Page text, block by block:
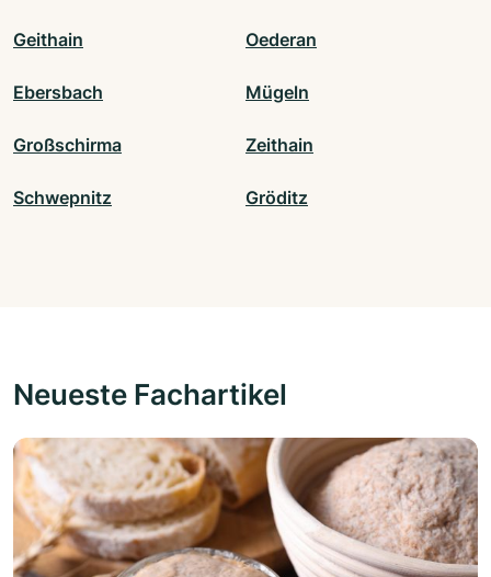
Geithain Oederan
Ebersbach Mügeln
Großschirma Zeithain
Schwepnitz Gröditz
Neueste Fachartikel